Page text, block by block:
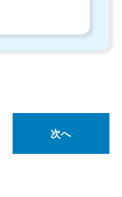
次へ